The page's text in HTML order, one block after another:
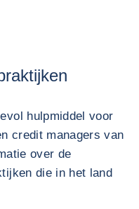
hulpmiddel voor
credit managers van
over de
die in het land